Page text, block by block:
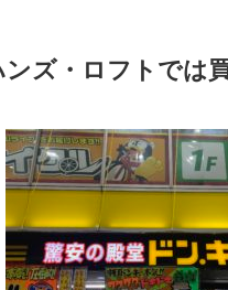
ズ・ロフトでは